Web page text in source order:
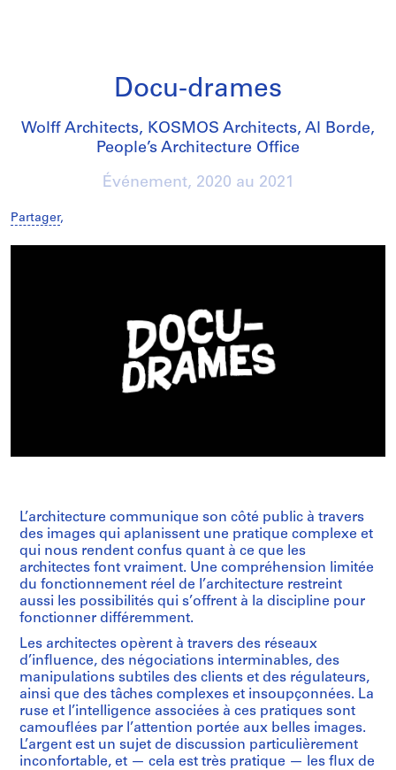
Docu-drames
Wolff Architects, KOSMOS Architects, Al Borde,
People’s Architecture Office
Événement, 2020 au 2021
Partager,
L’architecture communique son côté public à travers
des images qui aplanissent une pratique complexe et
qui nous rendent confus quant à ce que les
architectes font vraiment. Une compréhension limitée
du fonctionnement réel de l’architecture restreint
aussi les possibilités qui s’offrent à la discipline pour
fonctionner différemment.
Les architectes opèrent à travers des réseaux
d’influence, des négociations interminables, des
manipulations subtiles des clients et des régulateurs,
ainsi que des tâches complexes et insoupçonnées. La
ruse et l’intelligence associées à ces pratiques sont
camouflées par l’attention portée aux belles images.
L’argent est un sujet de discussion particulièrement
inconfortable, et — cela est très pratique — les flux de